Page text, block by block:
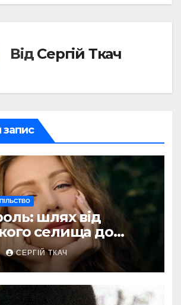
Від Сергій Ткач
запис
шлях від
селища до
СЕРГІЙ ТКАЧ